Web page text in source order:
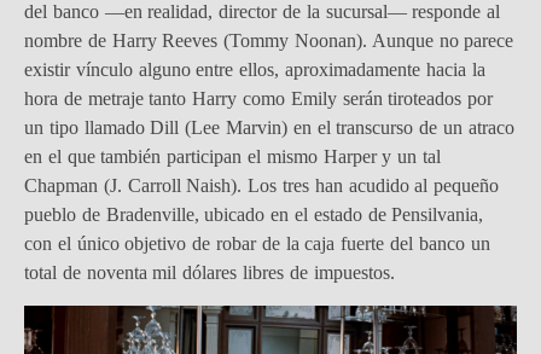
del banco —en realidad, director de la sucursal— responde al
nombre de Harry Reeves (Tommy Noonan). Aunque no parece
existir vínculo alguno entre ellos, aproximadamente hacia la
hora de metraje tanto Harry como Emily serán tiroteados por
un tipo llamado Dill (Lee Marvin) en el transcurso de un atraco
en el que también participan el mismo Harper y un tal
Chapman (J. Carroll Naish). Los tres han acudido al pequeño
pueblo de Bradenville, ubicado en el estado de Pensilvania,
con el único objetivo de robar de la caja fuerte del banco un
total de noventa mil dólares libres de impuestos.